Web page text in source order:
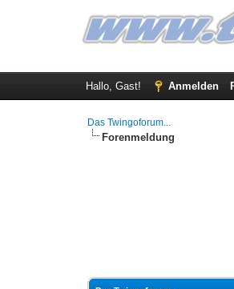
Hallo, Gast! Anmelden
Das Twingoforum...
Forenmeldung